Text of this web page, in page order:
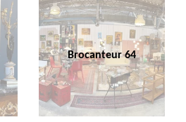
Brocanteur 64